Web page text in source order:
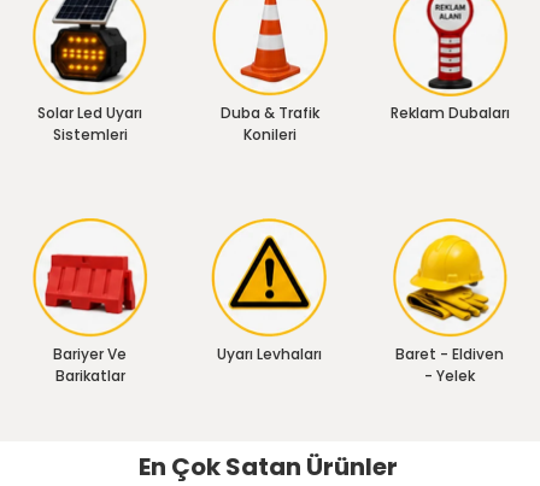
Solar Led Uyarı
Sistemleri
Duba & Trafik
Konileri
Reklam Dubaları
Bariyer Ve
Barikatlar
Uyarı Levhaları
Baret - Eldiven
- Yelek
En Çok Satan Ürünler